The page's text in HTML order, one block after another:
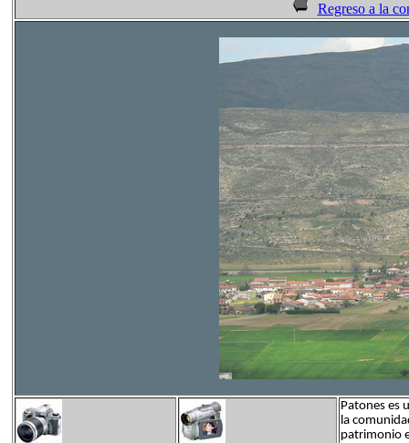
Regreso a la
Patones es
la
patrimonio